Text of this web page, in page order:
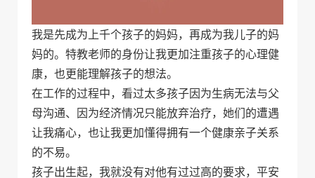
我是先成为上千个孩子的妈妈，再成为我儿子的妈
妈的。特教老师的身份让我更加注重孩子的心理健
康，也更能理解孩子的想法。
在工作的过程中，看过太多孩子因为生病无法与父
母沟通、因为经济情况只能放弃治疗，她们的遭遇
让我痛心，也让我更加懂得拥有一个健康亲子关系
的不易。
孩子出生起，我就没有对他有过过高的要求，平安